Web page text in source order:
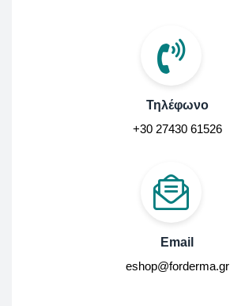
Τηλέφωνο
+30 27430 61526
Email
eshop@forderma.gr